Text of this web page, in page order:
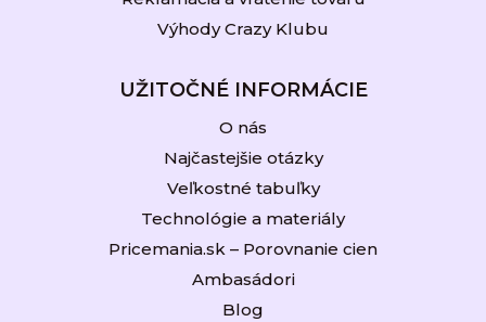
Výhody Crazy Klubu
UŽITOČNÉ INFORMÁCIE
O nás
Najčastejšie otázky
Veľkostné tabuľky
Technológie a materiály
Pricemania.sk – Porovnanie cien
Ambasádori
Blog